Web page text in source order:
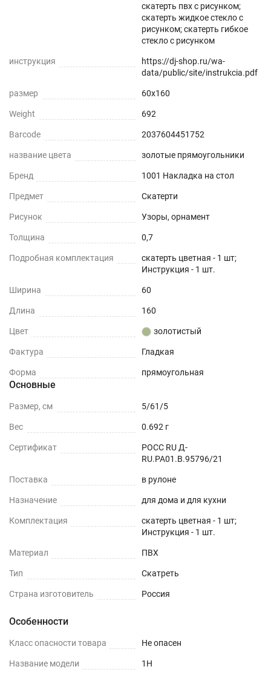
скатерть пвх с рисунком;
скатерть жидкое стекло с
рисунком; скатерть гибкое
стекло с рисунком
инструкция
https://dj-shop.ru/wa-
data/public/site/instrukcia.pdf
размер 60x160
Weight 692
Barcode 2037604451752
название цвета золотые прямоугольники
Бренд 1001 Накладка на стол
Предмет Скатерти
Рисунок Узоры, орнамент
Толщина 0,7
Подробная комплектация
скатерть цветная - 1 шт;
Инструкция - 1 шт.
Ширина 60
Длина 160
Цвет золотистый
Фактура Гладкая
Форма прямоугольная
Основные
Размер, см 5/61/5
Вес 0.692 г
Сертификат
РОСС RU Д-
RU.РА01.В.95796/21
Поставка в рулоне
Назначение для дома и для кухни
Комплектация
скатерть цветная - 1 шт;
Инструкция - 1 шт.
Материал ПВХ
Тип Скатреть
Страна изготовитель Россия
Особенности
Класс опасности товара Не опасен
Название модели 1H